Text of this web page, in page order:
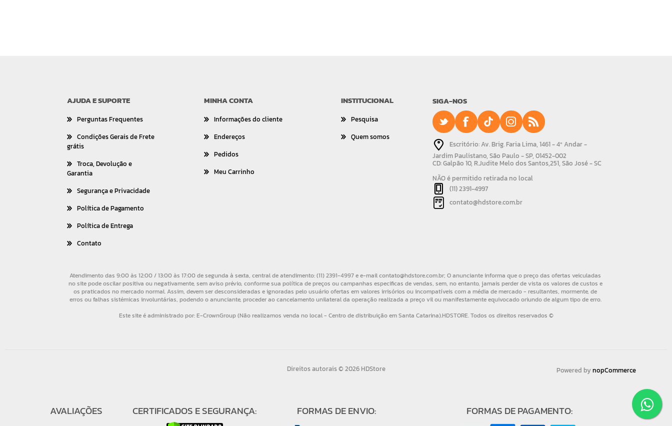
AJUDA E SUPORTE
Perguntas Frequentes
Condições Gerais de Frete
grátis
Troca, Devolução e
Garantia
Segurança e Privacidade
Política de Pagamento
Política de Entrega
Contato
MINHA CONTA
Informações do cliente
Endereços
Pedidos
Meu Carrinho
INSTITUCIONAL
Pesquisa
Quem somos
SIGA-NOS
Escritório: Av. Brig. Faria Lima, 1461 - 4º Andar -
Jardim Paulistano, São Paulo - SP, 01452-002
CD: Galpão 10, R.Judite Melo dos Santos,251, São José - SC
NÃO é permitido retirada no local
(11) 2391-4997
contato@hdstore.com.br
Direitos autorais © 2026 HDStore Powered bynopCommerce
AVALIAÇÕES CERTIFICADOS E SEGURANÇA: FORMAS DE ENVIO: FORMAS DE PAGAMENTO: